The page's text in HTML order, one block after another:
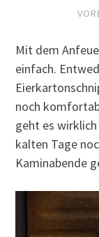
Mit dem
einfach.
noch
geht es
kalten Tage
Kaminabende